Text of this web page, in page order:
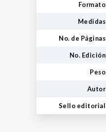
Formato
Medidas
No. de Páginas
No. Edición
Peso
Autor
Sello editorial